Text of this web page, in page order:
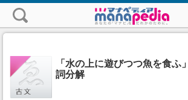
「水の上に遊びつつ魚を食ふ
詞分解